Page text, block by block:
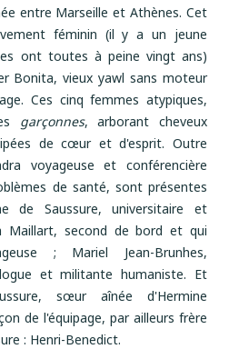
entre Marseille et Athènes. Cet
féminin (il y a un jeune
ont toutes à peine vingt ans)
Bonita, vieux yawl sans moteur
Ces cinq femmes atypiques,
garçonnes, arborant cheveux
de cœur et d'esprit. Outre
voyageuse et conférencière
de santé, sont présentes
de Saussure, universitaire et
Maillart, second de bord et qui
; Mariel Jean-Brunhes,
et militante humaniste. Et
sœur aînée d'Hermine
de l'équipage, par ailleurs frère
: Henri-Benedict.